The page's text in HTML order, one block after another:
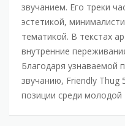
звучанием. Его треки
эстетикой,
тематикой. В текстах
внутренние
Благодаря узнаваемой
звучанию, Friendly Thug
позиции среди молодой